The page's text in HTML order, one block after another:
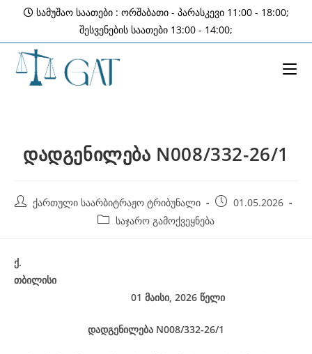
content
სამუშაო საათები : ორშაბათი - პარასკევი 11:00 - 18:00;
შესვენების საათები 13:00 - 14:00;
დადგენილება N008/332-26/1
Post ქართული საარბიტრაჟო ტრიბუნალი
Post01.05.2026
Post საჯარო გამოქვეყნება
ქ.
თბილისი
01 მაისი, 2026 წელი
დადგენილება N008/332-26/1